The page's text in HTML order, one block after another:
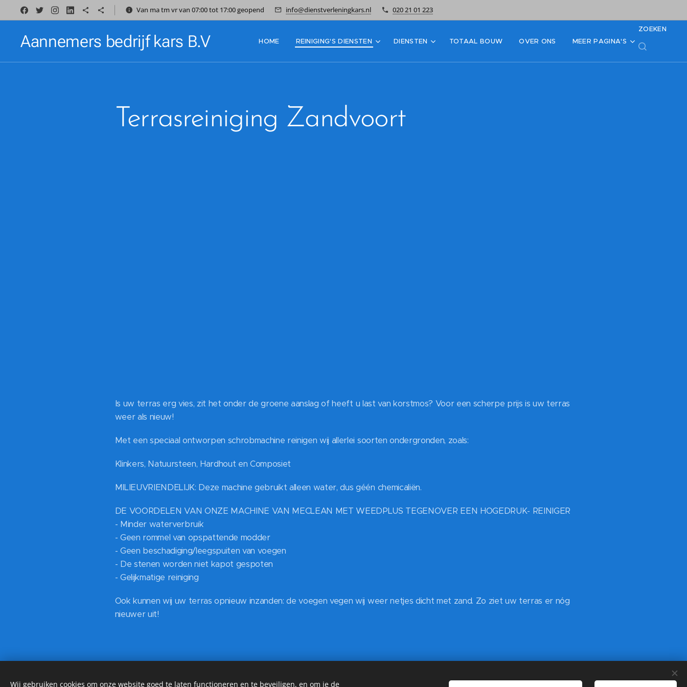
Van ma tm vr van 07:00 tot 17:00 geopend info@dienstverleningkars.nl 020 21 01 223
Aannemers bedrijf kars B.V HOME REINIGING'S DIENSTEN DIENSTEN TOTAAL BOUW OVER ONS MEER PAGINA'S
ZOEKEN
Terrasreiniging Zandvoort
Is uw terras erg vies, zit het onder de groene aanslag of heeft u last van korstmos? Voor een scherpe prijs is uw terras
weer als nieuw!
Met een speciaal ontworpen schrobmachine reinigen wij allerlei soorten ondergronden, zoals:
Klinkers, Natuursteen, Hardhout en Composiet
MILIEUVRIENDELIJK: Deze machine gebruikt alleen water, dus géén chemicaliën.
DE VOORDELEN VAN ONZE MACHINE VAN MECLEAN MET WEEDPLUS TEGENOVER EEN HOGEDRUK- REINIGER
- Minder waterverbruik
- Geen rommel van opspattende modder
- Geen beschadiging/leegspuiten van voegen
- De stenen worden niet kapot gespoten
- Gelijkmatige reiniging
Ook kunnen wij uw terras opnieuw inzanden: de voegen vegen wij weer netjes dicht met zand. Zo ziet uw terras er nóg
nieuwer uit!
Wij gebruiken cookies om onze website goed te laten functioneren en te beveiligen, en om je de